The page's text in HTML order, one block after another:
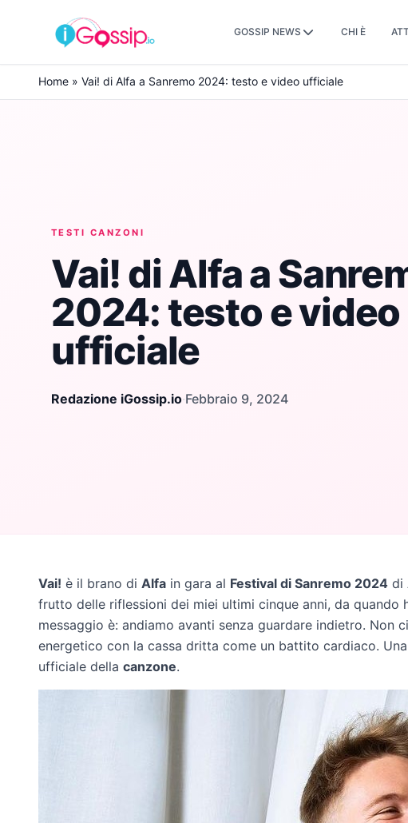
Skip to content
GOSSIP NEWS CHI È
Home » Vai! di Alfa a Sanremo 2024: testo e video ufficiale
TESTI CANZONI
Vai! di Alfa a
2024: testo e video
ufficiale
Redazione iGossip.io·Febbraio 9, 2024
Vai! è il brano di Alfa in gara al Festival di Sanremo 2024 di
frutto delle riflessioni dei miei ultimi cinque anni, da
messaggio è: andiamo avanti senza guardare indietro. Non
energetico con la cassa dritta come un battito cardiaco.
ufficiale della canzone.